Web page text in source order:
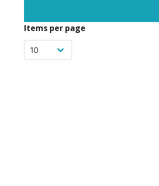
Items per page